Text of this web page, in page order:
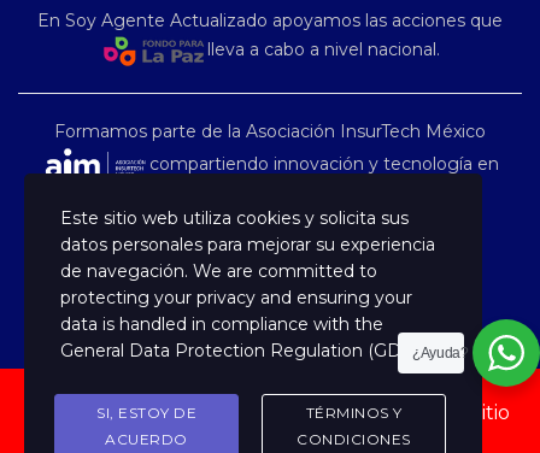
En Soy Agente Actualizado apoyamos las acciones que
lleva a cabo a nivel nacional.
Formamos parte de la Asociación InsurTech México
compartiendo innovación y tecnología en
Copyright © 2022 Capacitación Especializada, Sitio
administrado por TARVANT
Este sitio web utiliza cookies y solicita sus
datos personales para mejorar su experiencia
de navegación. We are committed to
protecting your privacy and ensuring your
data is handled in compliance with the
General Data Protection Regulation (GDPR).
SI, ESTOY DE
ACUERDO
TÉRMINOS Y
CONDICIONES
¿Ayuda?